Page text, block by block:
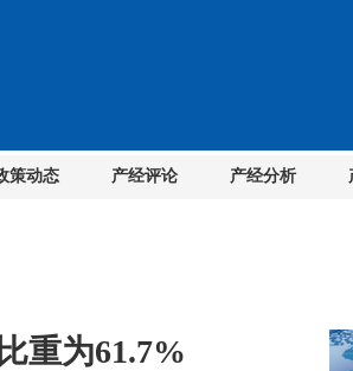
策动态 产经评论 产经分析
重为61.7%